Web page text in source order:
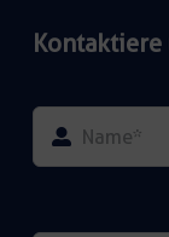
Kontaktiere